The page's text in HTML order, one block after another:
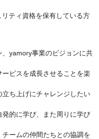
ティ資格を保有している方
、yamory事業のビジョンに共
ービスを成長させることを楽
立ち上げにチャレンジしたい
発的に学び、また周りに学び
チームの仲間たちとの協調を